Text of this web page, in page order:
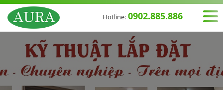
Hotline: 0902.885.886